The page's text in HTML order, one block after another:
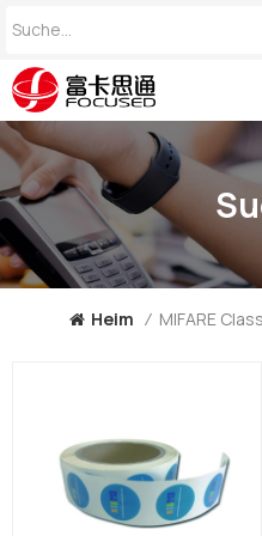
Heim / MIFARE